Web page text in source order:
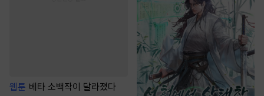
웹툰 베타 소백작이 달라졌다